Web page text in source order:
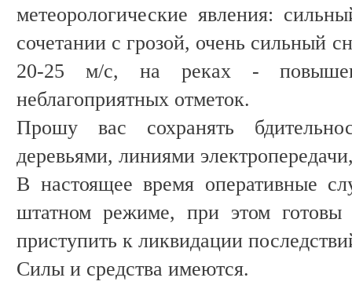
метеорологические явления:
сочетании с грозой, очень сильный
20-25 м/с, на реках -
неблагоприятных отметок.
Прошу вас сохранять
деревьями, линиями
В настоящее время оперативные
штатном режиме, при этом готовы
приступить к ликвидации
Силы и средства имеются.